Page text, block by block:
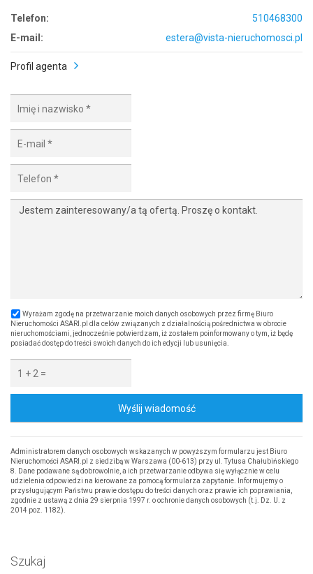
Telefon:
510468300
E-mail:
estera@vista-nieruchomosci.pl
Profil agenta
Wyrażam zgodę na przetwarzanie moich danych osobowych przez firmę Biuro
Nieruchomości ASARI.pl dla celów związanych z działalnością pośrednictwa w obrocie
nieruchomościami, jednocześnie potwierdzam, iż zostałem poinformowany o tym, iż będę
posiadać dostęp do treści swoich danych do ich edycji lub usunięcia.
Wyślij wiadomość
Administratorem danych osobowych wskazanych w powyższym formularzu jest Biuro
Nieruchomości ASARI.pl z siedzibą w Warszawa (00-613) przy ul. Tytusa Chałubińskiego
8. Dane podawane są dobrowolnie, a ich przetwarzanie odbywa się wyłącznie w celu
udzielenia odpowiedzi na kierowane za pomocą formularza zapytanie. Informujemy o
przysługującym Państwu prawie dostępu do treści danych oraz prawie ich poprawiania,
zgodnie z ustawą z dnia 29 sierpnia 1997 r. o ochronie danych osobowych (t.j. Dz. U. z
2014 poz. 1182).
Szukaj